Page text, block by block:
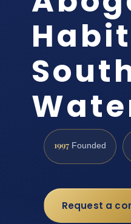
1997 Founded
Request a